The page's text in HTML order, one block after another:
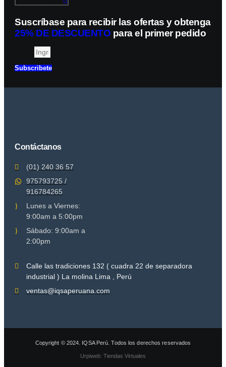
Suscríbase para recibir las ofertas y obtenga
25% DE DESCUENTO para el primer pedido
Subscribete
Contáctanos
(01) 240 36 57
975793725 /
916784265
Lunes a Viernes:
9:00am a 5:00pm
Sábado: 9:00am a
2:00pm
Calle las tradiciones 132 ( cuadra 22 de separadora
industrial ) La molina Lima , Perú
ventas@iqsaperuana.com
Copyright © 2024. IQSA Perú. Todos los derechos reservados
Urpiweb: Tiendas Virtuales